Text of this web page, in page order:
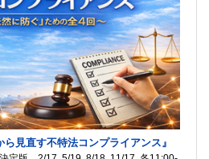
見直す不特法コンプライアンス』